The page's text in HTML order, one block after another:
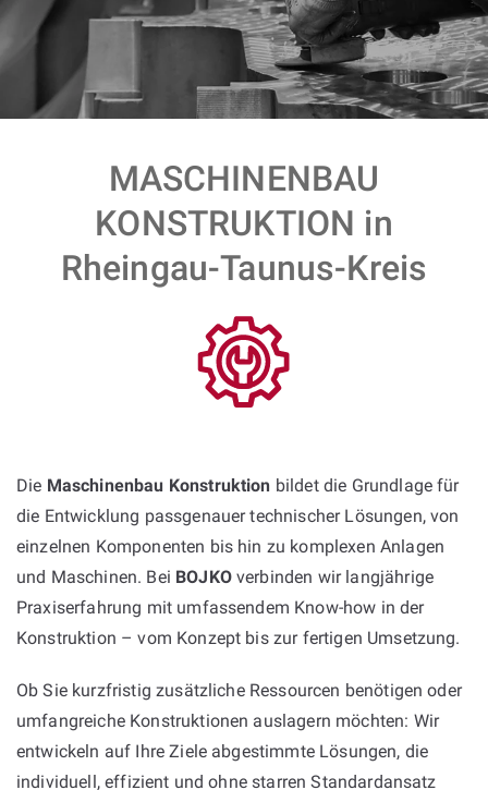
MASCHINENBAU
KONSTRUKTION in
Rheingau-Taunus-Kreis
Die Maschinenbau Konstruktion bildet die Grundlage für
die Entwicklung passgenauer technischer Lösungen, von
einzelnen Komponenten bis hin zu komplexen Anlagen
und Maschinen. Bei BOJKOverbinden wir langjährige
Praxiserfahrung mit umfassendem Know-how in der
Konstruktion – vom Konzept bis zur fertigen Umsetzung.
Ob Sie kurzfristig zusätzliche Ressourcen benötigen oder
umfangreiche Konstruktionen auslagern möchten: Wir
entwickeln auf Ihre Ziele abgestimmte Lösungen, die
individuell, effizient und ohne starren Standardansatz